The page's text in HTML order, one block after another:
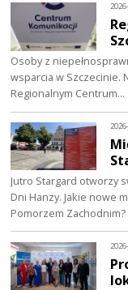
Osoby z
wsparcia w Szczecinie.
Regionalnym Centrum…
Jutro Stargard otworzy
Dni Hanzy. Jakie nowe
Pomorzem Zachodnim?